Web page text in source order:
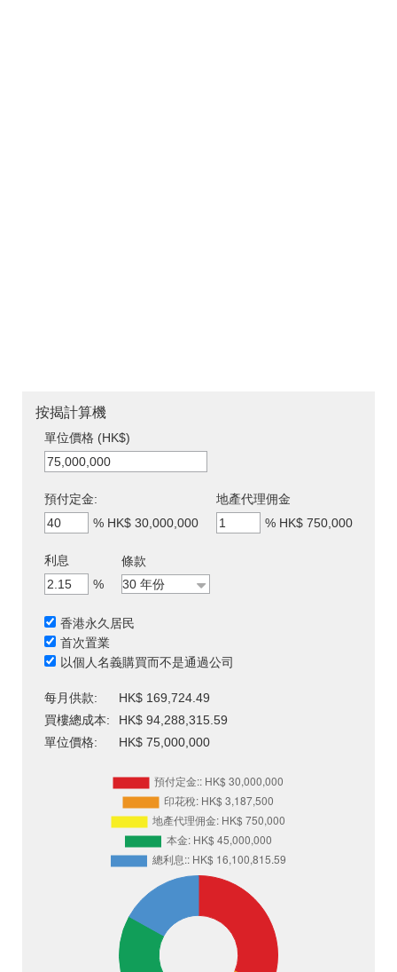
按揭計算機
單位價格 (HK$)
預付定金:
% HK$ 30,000,000
地產代理佣金
% HK$ 750,000
利息
%
條款
香港永久居民
首次置業
以個人名義購買而不是通過公司
每月供款:
HK$ 169,724.49
買樓總成本:
HK$ 94,288,315.59
單位價格:
HK$ 75,000,000